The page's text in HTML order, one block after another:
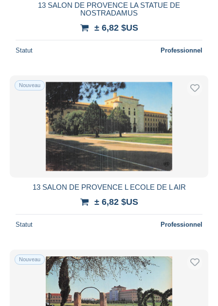
13 SALON DE PROVENCE LA STATUE DE
NOSTRADAMUS
± 6,82 $US
Statut Professionnel
Nouveau
13 SALON DE PROVENCE L ECOLE DE L AIR
± 6,82 $US
Statut Professionnel
Nouveau